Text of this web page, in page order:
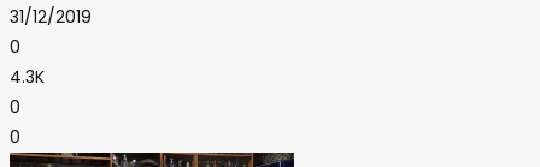
31/12/2019
0
4.3K
0
0